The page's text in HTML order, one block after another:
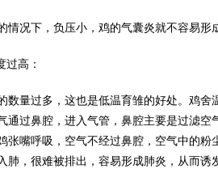
况下，负压小，鸡的气囊炎就不容易形
高：
量过多，这也是低温育雏的好处。鸡舍
通过鼻腔，进入气管，鼻腔主要是过滤空
张嘴呼吸，空气不经过鼻腔，空气中的粉
肺，很难被排出，容易形成肺炎，从而诱